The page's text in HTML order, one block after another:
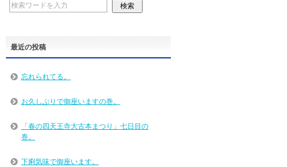
最近の投稿
忘れられてる。
お久しぶりで御座いますの巻。
「春の四天王寺大古本まつり」七日目の
巻。
下痢気味で御座います。